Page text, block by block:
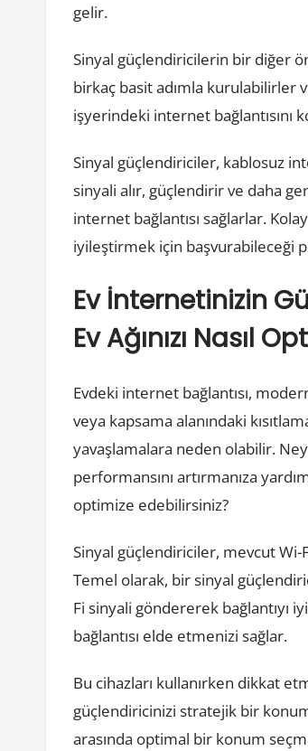
gelir.
Sinyal güçlendiricilerin bir diğer
birkaç basit adımla kurulabilirler
işyerindeki internet bağlantısını
Sinyal güçlendiriciler, kablosuz
sinyali alır, güçlendirir ve daha
internet bağlantısı sağlarlar.
iyileştirmek için başvurabileceği
Ev İnternetinizin
Ev Ağınızı Nasıl
Evdeki internet bağlantısı,
veya kapsama alanındaki
yavaşlamalara neden olabilir.
performansını artırmanıza
optimize edebilirsiniz?
Sinyal güçlendiriciler, mevcut Wi-
Temel olarak, bir sinyal
Fi sinyali göndererek bağlantıyı
bağlantısı elde etmenizi sağlar.
Bu cihazları kullanırken dikkat
güçlendiricinizi stratejik bir
arasında optimal bir konum